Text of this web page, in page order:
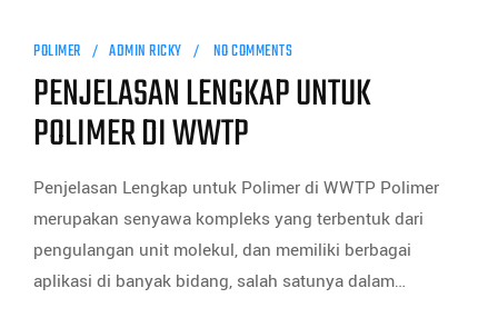
POLIMER ADMIN RICKY NO COMMENTS
PENJELASAN LENGKAP UNTUK
POLIMER DI WWTP
Penjelasan Lengkap untuk Polimer di WWTP Polimer
merupakan senyawa kompleks yang terbentuk dari
pengulangan unit molekul, dan memiliki berbagai
aplikasi di banyak bidang, salah satunya dalam…